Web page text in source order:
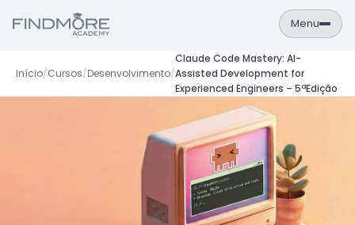
Menu
PT EN
Início/Cursos/Desenvolvimento/
Claude Code Mastery: AI-
Assisted Development for
Experienced Engineers – 5ªEdição